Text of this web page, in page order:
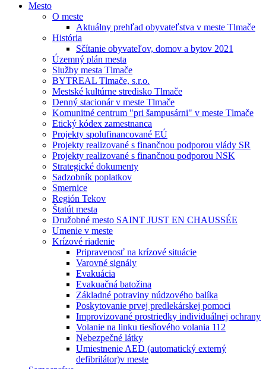
Mesto
O meste
Aktuálny prehľad obyvateľstva v meste Tlmače
História
Sčítanie obyvateľov, domov a bytov 2021
Územný plán mesta
Služby mesta Tlmače
BYTREAL Tlmače, s.r.o.
Mestské kultúrne stredisko Tlmače
Denný stacionár v meste Tlmače
Komunitné centrum "pri šampusárni" v meste Tlmače
Etický kódex zamestnanca
Projekty spolufinancované EÚ
Projekty realizované s finančnou podporou vlády SR
Projekty realizované s finančnou podporou NSK
Strategické dokumenty
Sadzobník poplatkov
Smernice
Región Tekov
Štatút mesta
Družobné mesto SAINT JUST EN CHAUSSÉE
Umenie v meste
Krízové riadenie
Pripravenosť na krízové situácie
Varovné signály
Evakuácia
Evakuačná batožina
Základné potraviny núdzového balíka
Poskytovanie prvej predlekárskej pomoci
Improvizované prostriedky individuálnej ochrany
Volanie na linku tiesňového volania 112
Nebezpečné látky
Umiestnenie AED (automatický externý
defibrilátor)v meste